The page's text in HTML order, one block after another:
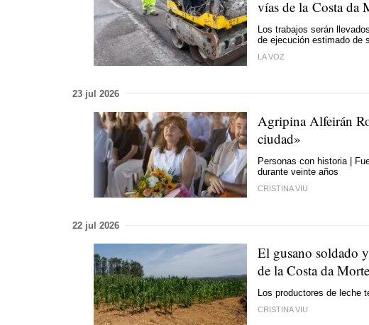
vías de la Costa da
Los trabajos serán
de ejecución estimado de
LA VOZ
23 jul 2026
Agripina Alfeirán
ciudad»
Personas con historia |
durante veinte años
CRISTINA VIU
22 jul 2026
El gusano soldado
de la Costa da Morte
Los productores de leche
CRISTINA VIU